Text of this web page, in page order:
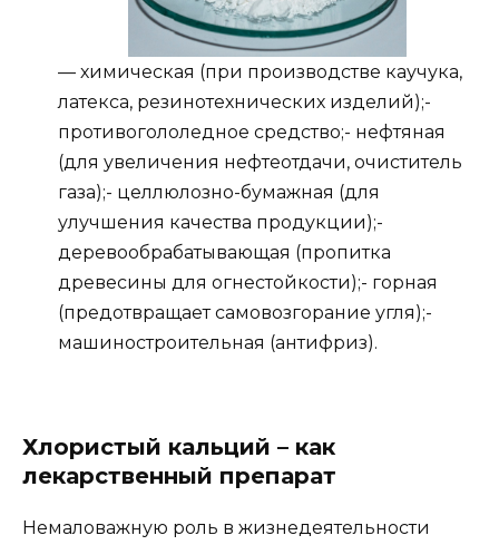
— химическая (при производстве каучука,
латекса, резинотехнических изделий);-
противогололедное средство;- нефтяная
(для увеличения нефтеотдачи, очиститель
газа);- целлюлозно-бумажная (для
улучшения качества продукции);-
деревообрабатывающая (пропитка
древесины для огнестойкости);- горная
(предотвращает самовозгорание угля);-
машиностроительная (антифриз).
Хлористый кальций – как
лекарственный препарат
Немаловажную роль в жизнедеятельности